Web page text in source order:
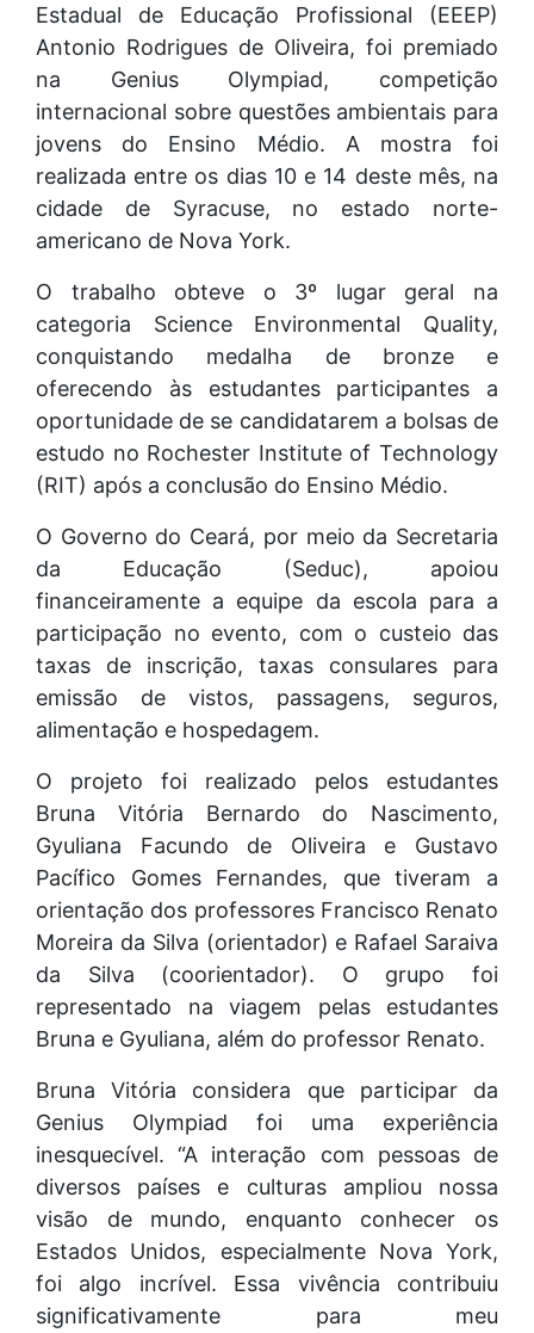
Estadual de Educação Profissional (EEEP)
Antonio Rodrigues de Oliveira, foi premiado
na Genius Olympiad, competição
internacional sobre questões ambientais para
jovens do Ensino Médio. A mostra foi
realizada entre os dias 10 e 14 deste mês, na
cidade de Syracuse, no estado norte-
americano de Nova York.
O trabalho obteve o 3º lugar geral na
categoria Science Environmental Quality,
conquistando medalha de bronze e
oferecendo às estudantes participantes a
oportunidade de se candidatarem a bolsas de
estudo no Rochester Institute of Technology
(RIT) após a conclusão do Ensino Médio.
O Governo do Ceará, por meio da Secretaria
da Educação (Seduc), apoiou
financeiramente a equipe da escola para a
participação no evento, com o custeio das
taxas de inscrição, taxas consulares para
emissão de vistos, passagens, seguros,
alimentação e hospedagem.
O projeto foi realizado pelos estudantes
Bruna Vitória Bernardo do Nascimento,
Gyuliana Facundo de Oliveira e Gustavo
Pacífico Gomes Fernandes, que tiveram a
orientação dos professores Francisco Renato
Moreira da Silva (orientador) e Rafael Saraiva
da Silva (coorientador). O grupo foi
representado na viagem pelas estudantes
Bruna e Gyuliana, além do professor Renato.
Bruna Vitória considera que participar da
Genius Olympiad foi uma experiência
inesquecível. “A interação com pessoas de
diversos países e culturas ampliou nossa
visão de mundo, enquanto conhecer os
Estados Unidos, especialmente Nova York,
foi algo incrível. Essa vivência contribuiu
significativamente para meu